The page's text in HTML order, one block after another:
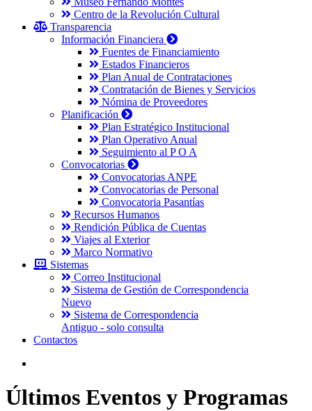
Centro de la Revolución Cultural
Transparencia
Información Financiera
Fuentes de Financiamiento
Estados Financieros
Plan Anual de Contrataciones
Contratación de Bienes y Servicios
Nómina de Proveedores
Planificación
Plan Estratégico Institucional
Plan Operativo Anual
Seguimiento al P O A
Convocatorias
Convocatorias ANPE
Convocatorias de Personal
Convocatoria Pasantías
Recursos Humanos
Rendición Pública de Cuentas
Viajes al Exterior
Marco Normativo
Sistemas
Correo Institucional
Sistema de Gestión de Correspondencia
Nuevo
Sistema de Correspondencia
Antiguo - solo consulta
Contactos
Últimos Eventos y Programas